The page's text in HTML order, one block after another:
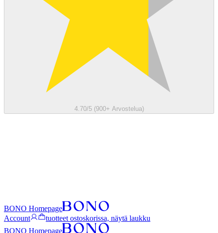
4.70/5 (900+ Arvostelua)
BONO Homepage
Account
tuotteet ostoskorissa, näytä laukku
BONO Homepage